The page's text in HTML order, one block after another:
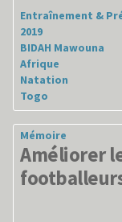
Entraînement &
2019
BIDAH Mawouna
Afrique
Natation
Togo
Mémoire
Améliorer